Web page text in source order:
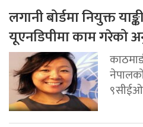
लगानी बोर्डमा नियुक्त
यूएनडिपीमा काम गरेको